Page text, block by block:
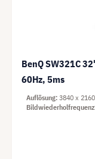
BenQ SW321C
60Hz, 5ms
Auflösung 3840 x
Bildwiederholfrequenz